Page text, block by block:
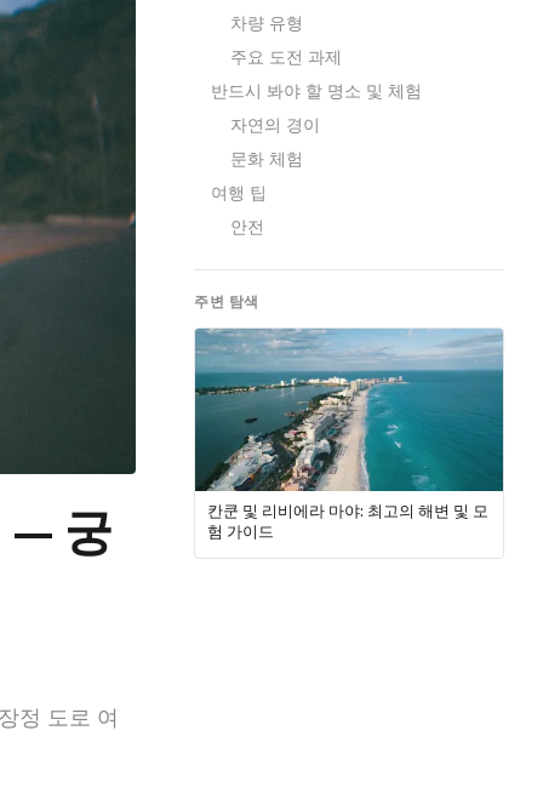
— 궁
정 도로 여
차량 유형
주요 도전 과제
반드시 봐야 할 명소 및 체험
자연의 경이
문화 체험
여행 팁
안전
주변 탐색
칸쿤 및 리비에라 마야: 최고의 해변 및 모
험 가이드